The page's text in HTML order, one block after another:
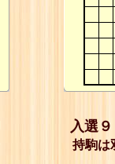
入選
持駒